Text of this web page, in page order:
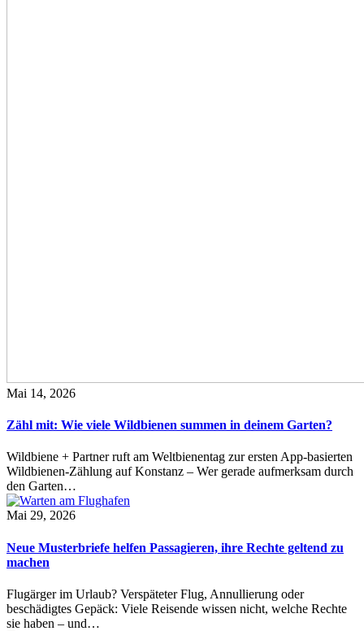
Mai 14, 2026
Zähl mit: Wie viele Wildbienen summen in deinem Garten?
Wildbiene + Partner ruft am Weltbienentag zur ersten App-basierten
Wildbienen-Zählung auf Konstanz – Wer gerade aufmerksam durch
den Garten…
Mai 29, 2026
Neue Musterbriefe helfen Passagieren, ihre Rechte geltend zu
machen
Flugärger im Urlaub? Verspäteter Flug, Annullierung oder
beschädigtes Gepäck: Viele Reisende wissen nicht, welche Rechte
sie haben – und…